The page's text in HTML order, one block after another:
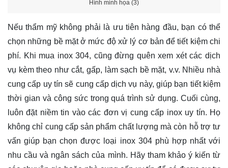
Hình minh họa (3)
Nếu thẩm mỹ không phải là ưu tiên hàng đầu, bạn có thể
chọn những bề mặt ở mức độ xử lý cơ bản để tiết kiệm chi
phí. Khi mua inox 304, cũng đừng quên xem xét các dịch
vụ kèm theo như cắt, gấp, làm sạch bề mặt, v.v. Nhiều nhà
cung cấp uy tín sẽ cung cấp dịch vụ này, giúp bạn tiết kiệm
thời gian và công sức trong quá trình sử dụng. Cuối cùng,
luôn đặt niềm tin vào các đơn vị cung cấp inox uy tín. Họ
không chỉ cung cấp sản phẩm chất lượng mà còn hỗ trợ tư
vấn giúp bạn chọn được loại inox 304 phù hợp nhất với
nhu cầu và ngân sách của mình. Hãy tham khảo ý kiến từ